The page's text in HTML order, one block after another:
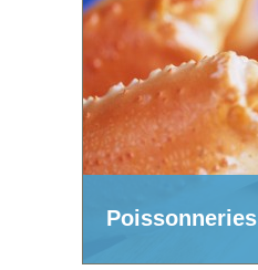
Poissonneries